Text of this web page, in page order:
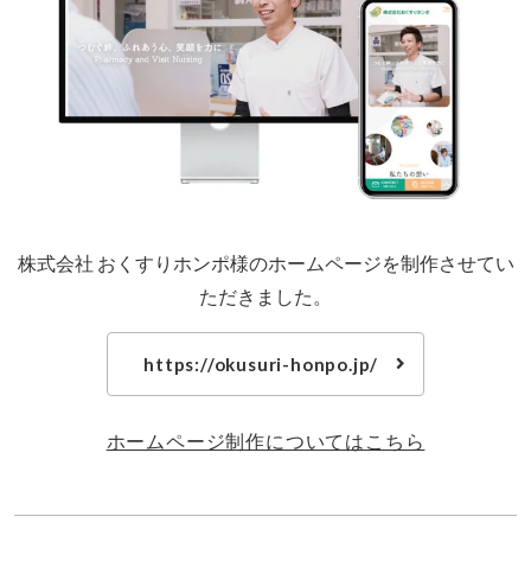
株式会社 おくすりホンポ様のホームページを制作させてい
ただきました。
https://okusuri-honpo.jp/
ホームページ制作についてはこちら